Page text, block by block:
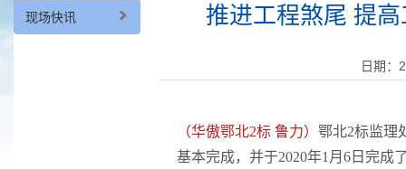
现场快讯 推进工程煞尾 提
日期
（华傲鄂北2标 鲁力） 鄂北2标监理
基本完成，并于2020年1 月 6 日完成